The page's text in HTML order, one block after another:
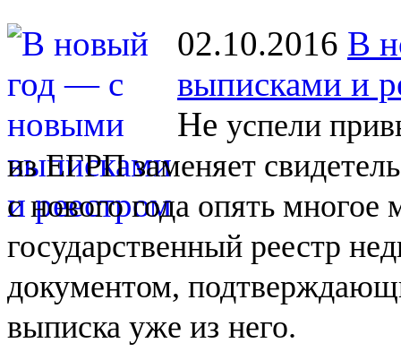
02.10.2016 В
выписками и
Не успели
из ЕГРП заменяет
с нового года опять
государственный реестр
документом,
выписка уже из него.